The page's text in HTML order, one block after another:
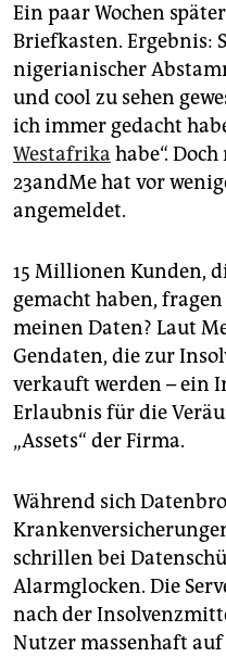
Ein paar Wochen
Briefkasten. Ergebnis:
nigerianischer
und cool zu sehen
ich immer gedacht
Westafrika habe“.
23andMe hat vor
angemeldet.
15 Millionen Kunden,
gemacht haben,
meinen Daten? Laut
Gendaten, die zur
verkauft werden – ein
Erlaubnis für die
„Assets“ der Firma.
Während sich
schrillen bei
Alarmglocken. Die
nach der
Nutzer massenhaft